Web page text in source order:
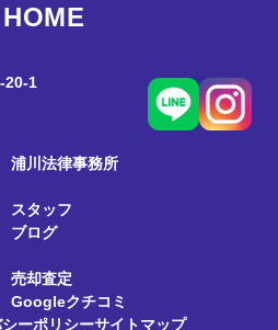
20-1
浦川法律事務所
スタッフ
ブログ
売却査定
Googleクチコミ
ーポリシーサイトマップ